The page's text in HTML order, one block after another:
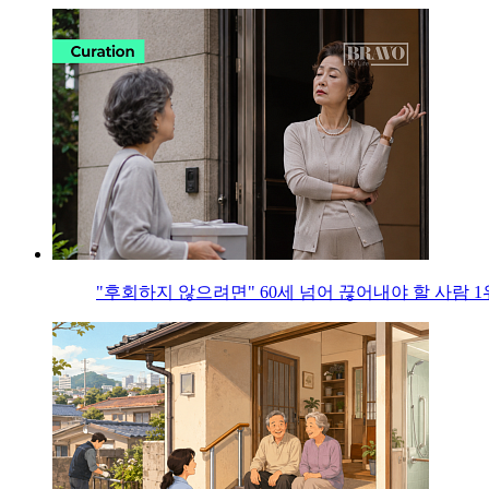
"후회하지 않으려면" 60세 넘어 끊어내야 할 사람 1